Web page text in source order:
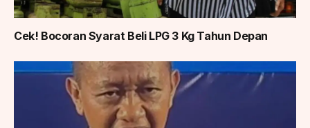
Cek! Bocoran Syarat Beli LPG 3 Kg Tahun Depan